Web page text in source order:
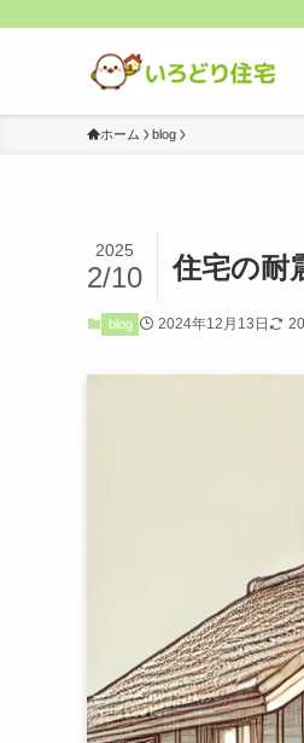
ホーム blog
住宅の耐
2025
2/10
blog 2024年12月13日